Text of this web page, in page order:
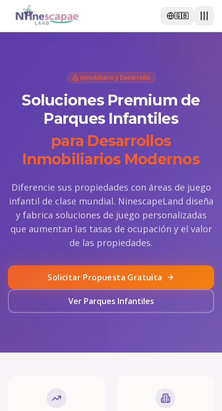
🇬🇧
Inmobiliario y Desarrollo
Soluciones Premium de
Parques Infantiles
para Desarrollos
Inmobiliarios Modernos
Diferencie sus propiedades con áreas de juego
infantil de clase mundial. NinescapeLand diseña
y fabrica soluciones de juego personalizadas
que aumentan las tasas de ocupación y el valor
de las propiedades.
Solicitar Propuesta Gratuita
Ver Parques Infantiles